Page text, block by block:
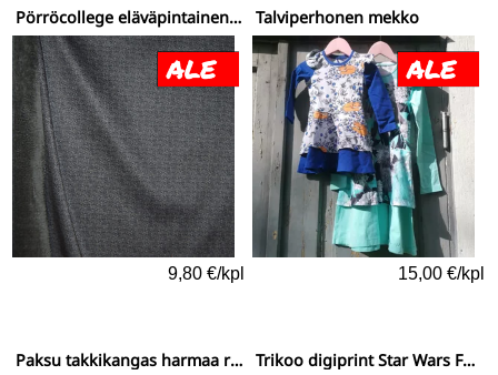
Pörröcollege eläväpintainen tumma harmaa - viimeinen pala 1,2m
9,80 €/kpl
Talviperhonen mekko
15,00 €/kpl
Paksu takkikangas harmaa ruutukuvio Trikoo digiprint Star Wars Force awakens sankarit